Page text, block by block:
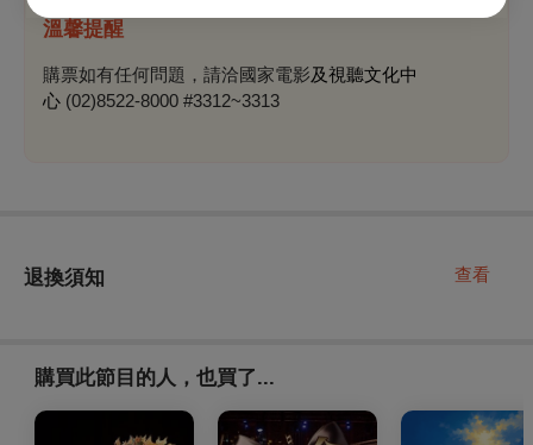
溫馨提醒
購票如有任何問題，請洽國家電影及視聽文化中
心 (02)8522-8000 #3312~3313
退換須知 查看
購買此節目的人，也買了...